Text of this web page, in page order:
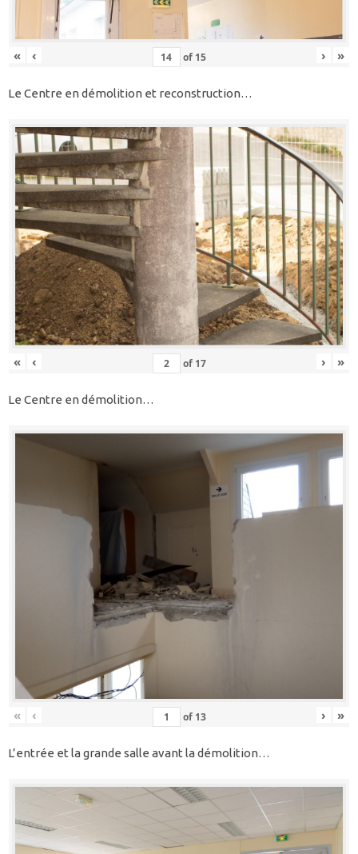
« ‹ of 15 › »
Le Centre en démolition et reconstruction…
« ‹ of 17 › »
Le Centre en démolition…
« ‹ of 13 › »
L’entrée et la grande salle avant la démolition…